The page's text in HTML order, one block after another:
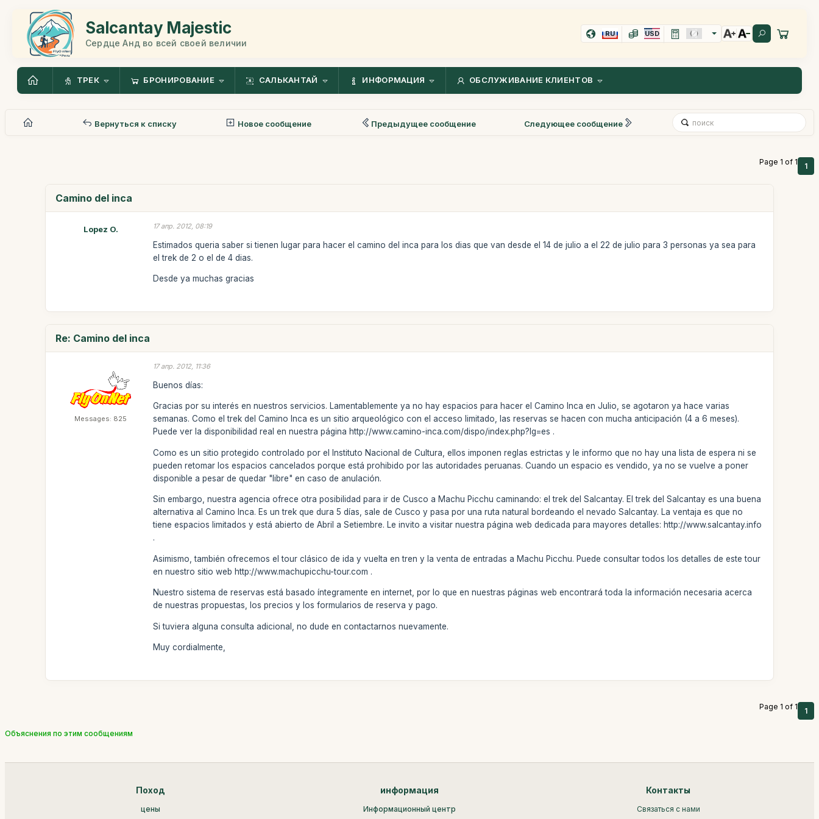
Salcantay Majestic
Сердце Анд во всей своей величии
RU USD
ТРЕК БРОНИРОВАНИЕ САЛЬКАНТАЙ ИНФОРМАЦИЯ ОБСЛУЖИВАНИЕ КЛИЕНТОВ
Вернуться к списку Новое сообщение Предыдущее сообщение Следующее сообщение
Page 1 of 1 1
Camino del inca
Lopez O. 17 апр. 2012, 08:19
Estimados queria saber si tienen lugar para hacer el camino del inca para los dias que van desde el 14 de julio a el 22 de julio para 3 personas ya sea para
el trek de 2 o el de 4 dias.
Desde ya muchas gracias
Re: Camino del inca
Messages: 825
17 апр. 2012, 11:36
Buenos días:
Gracias por su interés en nuestros servicios. Lamentablemente ya no hay espacios para hacer el Camino Inca en Julio, se agotaron ya hace varias
semanas. Como el trek del Camino Inca es un sitio arqueológico con el acceso limitado, las reservas se hacen con mucha anticipación (4 a 6 meses).
Puede ver la disponibilidad real en nuestra página http://www.camino-inca.com/dispo/index.php?lg=es .
Como es un sitio protegido controlado por el Instituto Nacional de Cultura, ellos imponen reglas estrictas y le informo que no hay una lista de espera ni se
pueden retomar los espacios cancelados porque está prohibido por las autoridades peruanas. Cuando un espacio es vendido, ya no se vuelve a poner
disponible a pesar de quedar "libre" en caso de anulación.
Sin embargo, nuestra agencia ofrece otra posibilidad para ir de Cusco a Machu Picchu caminando: el trek del Salcantay. El trek del Salcantay es una buena
alternativa al Camino Inca. Es un trek que dura 5 días, sale de Cusco y pasa por una ruta natural bordeando el nevado Salcantay. La ventaja es que no
tiene espacios limitados y está abierto de Abril a Setiembre. Le invito a visitar nuestra página web dedicada para mayores detalles: http://www.salcantay.info
.
Asimismo, también ofrecemos el tour clásico de ida y vuelta en tren y la venta de entradas a Machu Picchu. Puede consultar todos los detalles de este tour
en nuestro sitio web http://www.machupicchu-tour.com .
Nuestro sistema de reservas está basado íntegramente en internet, por lo que en nuestras páginas web encontrará toda la información necesaria acerca
de nuestras propuestas, los precios y los formularios de reserva y pago.
Si tuviera alguna consulta adicional, no dude en contactarnos nuevamente.
Muy cordialmente,
Page 1 of 1 1
Объяснения по этим сообщениям
Поход
цены
информация
Информационный центр
Контакты
Связаться с нами